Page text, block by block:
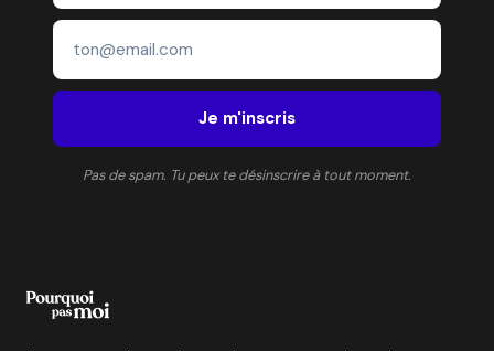
Je m'inscris
Pas de spam. Tu peux te désinscrire à tout moment.